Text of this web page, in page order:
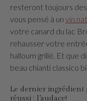
resteront toujours
vous pensé à un vin
votre canard du lac
rehausser votre
halloum grillé. Et que
beau chianti classico
Le dernier ingrédient
réussi : l’audace!